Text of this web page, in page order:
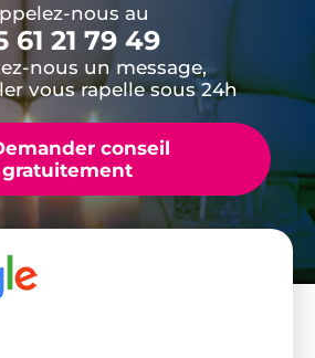
nous au
61 21 79 49
nous un message,
vous rapelle sous 24h
conseil
gratuitement